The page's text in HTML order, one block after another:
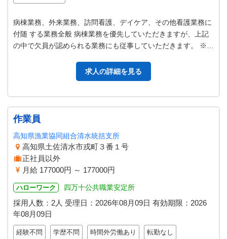
病棟業務、外来業務、訪問看護、デイケア、その他看護業務に
付随 する業務全般 病棟業務を優先していただきますが、上記
の中で欠員が認められる業務にも従事していただきます。 ※業
求人の詳細を見る
作業員
高知県漁業協同組合清水統括支所
高知県土佐清水市戎町３番１号
正社員以外
月給 177000円 ～ 177000円
ハローワーク 四万十公共職業安定所
採用人数：2人 受理日： 2026年08月09日 有効期限： 2026
年08月09日
経験不問 学歴不問 時間外労働あり 転勤なし